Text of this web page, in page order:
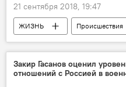
21 сентября 2018, 19:47
ЖИЗНЬ Происшествия
Закир Гасанов оценил
отношений с Россией в